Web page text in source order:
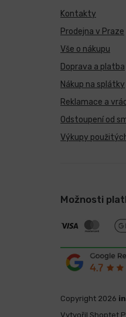
Kontakty
Prodejna v Praze
Vše o nákupu
Doprava a platba
Nákup na splátky
Reklamace a
Odstoupení od
Výkupy
Možnosti
Vytvořil Shoptet
Copyright 2026